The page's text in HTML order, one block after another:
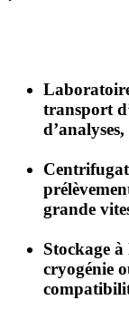
transport
grande
Stockage
cryogénie